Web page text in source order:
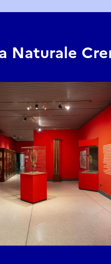
Naturale